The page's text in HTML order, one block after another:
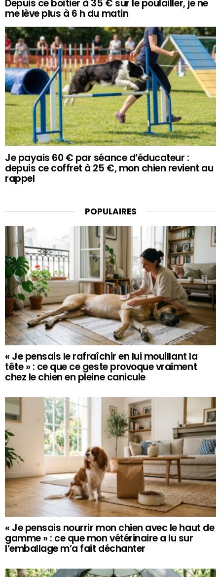
Depuis ce boîtier à 35 € sur le poulailler, je ne
me lève plus à 6 h du matin
Je payais 60 € par séance d’éducateur :
depuis ce coffret à 25 €, mon chien revient au
rappel
POPULAIRES
« Je pensais le rafraîchir en lui mouillant la
tête » : ce que ce geste provoque vraiment
chez le chien en pleine canicule
« Je pensais nourrir mon chien avec le haut de
gamme » : ce que mon vétérinaire a lu sur
l’emballage m’a fait déchanter